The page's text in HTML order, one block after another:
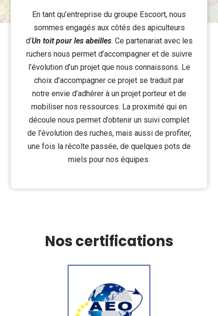
En tant qu’entreprise du groupe Escoort, nous
sommes engagés aux côtés des apiculteurs
d’Un toit pour les abeilles. Ce partenariat avec les
ruchers nous permet d’accompagner et de suivre
l’évolution d’un projet que nous connaissons. Le
choix d’accompagner ce projet se traduit par
notre envie d’adhérer à un projet porteur et de
mobiliser nos ressources. La proximité qui en
découle nous permet d’obtenir un suivi complet
de l’évolution des ruches, mais aussi de profiter,
une fois la récolte passée, de quelques pots de
miels pour nos équipes.
Nos certifications